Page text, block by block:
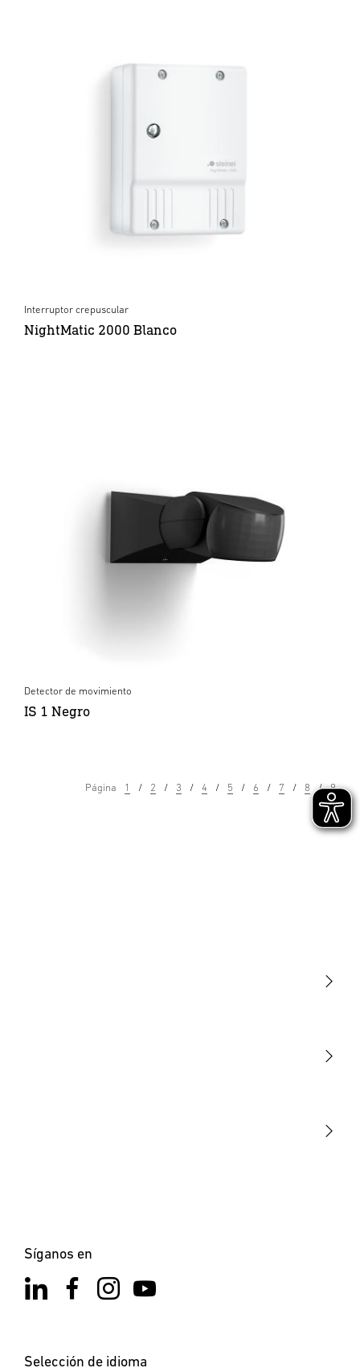
Interruptor crepuscular
NightMatic 2000 Blanco
Detector de movimiento
IS 1 Negro
Página 1 2 3 4 5 6 7 8 9
Síganos en
Selección de idioma